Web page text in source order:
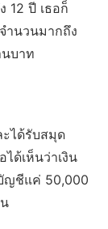
12 ปี เธอก็
ำนวนมากถึง
บาท
ะได้รับสมุด
ด้เห็นว่าเงิน
ญชีแค่ 50,000